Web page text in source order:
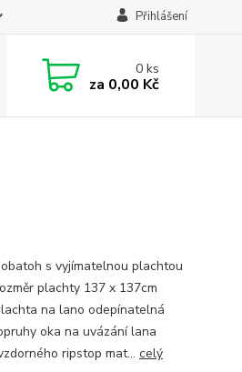
Přihlášení
0ks
za 0,00 Kč
s vyjímatelnou plachtou
plachty 137 x 137cm
na lano odepínatelná
oka na uvázání lana
ripstop mat... celý